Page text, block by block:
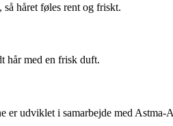
håret føles rent og friskt.
hår med en frisk duft.
er udviklet i samarbejde med Astma-